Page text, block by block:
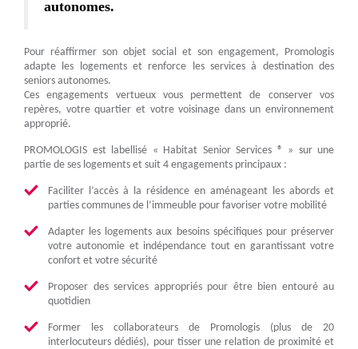
autonomes.
Pour réaffirmer son objet social et son engagement, Promologis
adapte les logements et renforce les services à destination des
seniors autonomes.
Ces engagements vertueux vous permettent de conserver vos
repères, votre quartier et votre voisinage dans un environnement
approprié.
PROMOLOGIS est labellisé « Habitat Senior Services ® » sur une
partie de ses logements et suit 4 engagements principaux :
Faciliter l’accès à la résidence en aménageant les abords et
parties communes de l’immeuble pour favoriser votre mobilité
Adapter les logements aux besoins spécifiques pour préserver
votre autonomie et indépendance tout en garantissant votre
confort et votre sécurité
Proposer des services appropriés pour être bien entouré au
quotidien
Former les collaborateurs de Promologis (plus de 20
interlocuteurs dédiés), pour tisser une relation de proximité et